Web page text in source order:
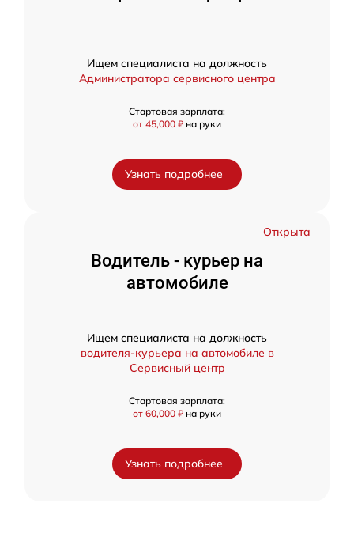
Ищем специалиста на должность
Администратора сервисного центра
Стартовая зарплата:
от 45,000 ₽ на руки
Узнать подробнее
Открыта
Водитель - курьер на
автомобиле
Ищем специалиста на должность
водителя-курьера на автомобиле в
Сервисный центр
Стартовая зарплата:
от 60,000 ₽ на руки
Узнать подробнее